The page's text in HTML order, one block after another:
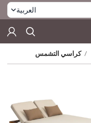
العربية
كراسي التشمس